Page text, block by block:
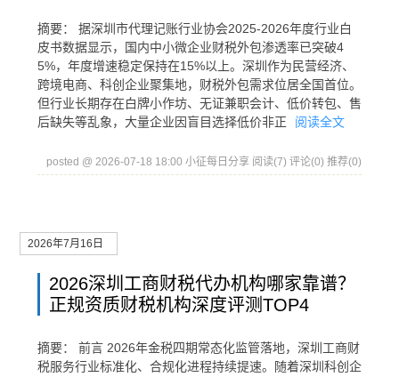
摘要： 据深圳市代理记账行业协会2025-2026年度行业白
皮书数据显示，国内中小微企业财税外包渗透率已突破4
5%，年度增速稳定保持在15%以上。深圳作为民营经济、
跨境电商、科创企业聚集地，财税外包需求位居全国首位。
但行业长期存在白牌小作坊、无证兼职会计、低价转包、售
后缺失等乱象，大量企业因盲目选择低价非正
阅读全文
posted @ 2026-07-18 18:00 小征每日分享 阅读(7) 评论(0) 推荐(0)
2026年7月16日
2026深圳工商财税代办机构哪家靠谱？
正规资质财税机构深度评测TOP4
摘要： 前言 2026年金税四期常态化监管落地，深圳工商财
税服务行业标准化、合规化进程持续提速。随着深圳科创企